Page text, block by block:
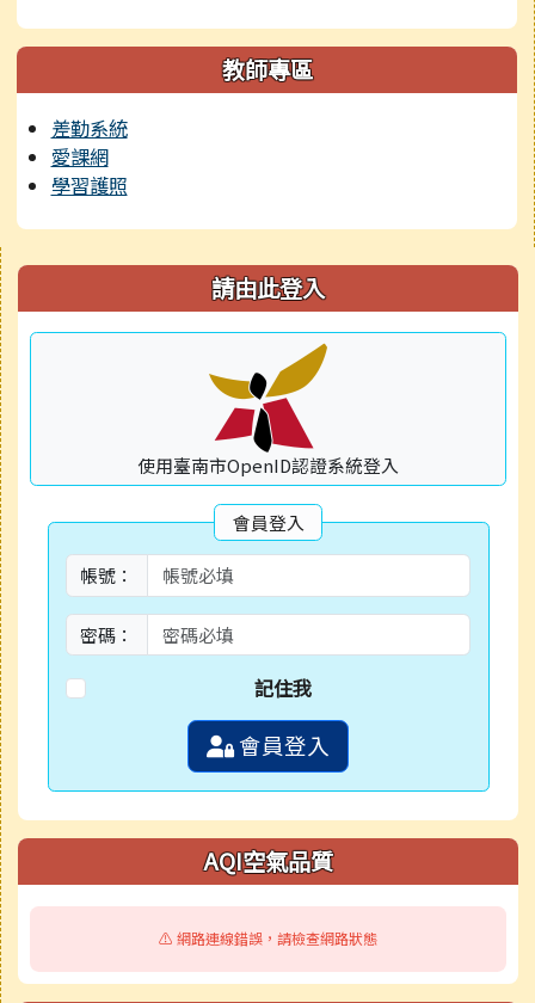
教師專區
差勤系統
愛課網
學習護照
右邊區域內容 請由此登入
使用臺南市OpenID認證系統登入
會員登入
帳號：
密碼：
記住我
會員登入
AQI空氣品質
⚠️ 網路連線錯誤，請檢查網路狀態